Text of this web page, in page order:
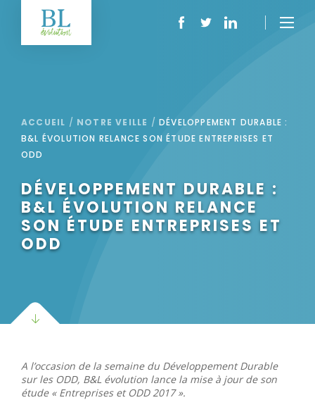
ACCUEIL / NOTRE VEILLE /DÉVELOPPEMENT DURABLE :
B&L ÉVOLUTION RELANCE SON ÉTUDE ENTREPRISES ET
ODD
DÉVELOPPEMENT DURABLE :
B&L ÉVOLUTION RELANCE
SON ÉTUDE ENTREPRISES ET
ODD
A l’occasion de la semaine du Développement Durable
sur les ODD, B&L évolution lance la mise à jour de son
étude « Entreprises et ODD 2017 ».